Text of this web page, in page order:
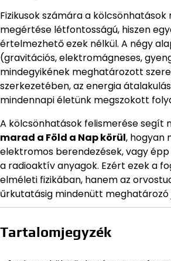
Fizikusok számára a kölcsönhatások
megértése létfontosságú, hiszen
értelmezhető ezek nélkül. A négy
(gravitációs, elektromágneses,
mindegyikének meghatározott
szerkezetében, az energia
mindennapi életünk megszokott
A kölcsönhatások felismerése segít
marad a Föld a Nap körül, hogyan
elektromos berendezések, vagy
a radioaktív anyagok. Ezért ezek a
elméleti fizikában, hanem az
űrkutatásig mindenütt meghatározó
Tartalomjegyzék